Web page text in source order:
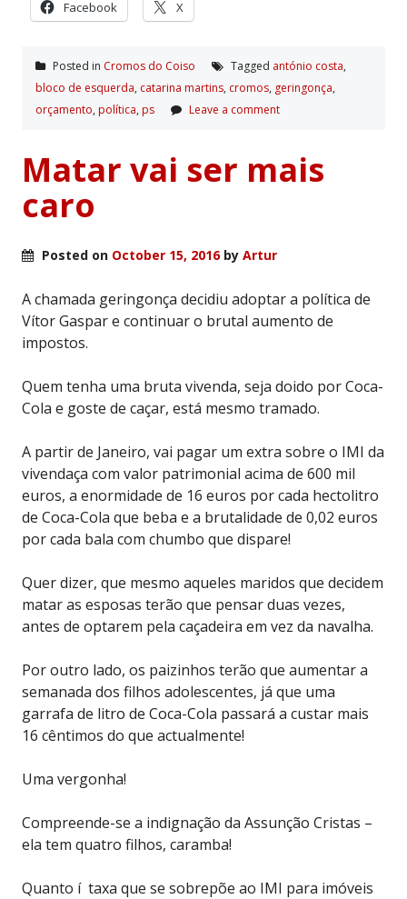
Facebook X
Posted in Cromos do Coiso Tagged antónio costa,
bloco de esquerda, catarina martins, cromos, geringonça,
orçamento, polí­tica, ps Leave a comment
Matar vai ser mais
caro
Posted on October 15, 2016by Artur
A chamada geringonça decidiu adoptar a política de
Vítor Gaspar e continuar o brutal aumento de
impostos.
Quem tenha uma bruta vivenda, seja doido por Coca-
Cola e goste de caçar, está mesmo tramado.
A partir de Janeiro, vai pagar um extra sobre o IMI da
vivendaça com valor patrimonial acima de 600 mil
euros, a enormidade de 16 euros por cada hectolitro
de Coca-Cola que beba e a brutalidade de 0,02 euros
por cada bala com chumbo que dispare!
Quer dizer, que mesmo aqueles maridos que decidem
matar as esposas terão que pensar duas vezes,
antes de optarem pela caçadeira em vez da navalha.
Por outro lado, os paizinhos terão que aumentar a
semanada dos filhos adolescentes, já que uma
garrafa de litro de Coca-Cola passará a custar mais
16 cêntimos do que actualmente!
Uma vergonha!
Compreende-se a indignação da Assunção Cristas –
ela tem quatro filhos, caramba!
Quanto í taxa que se sobrepõe ao IMI para imóveis